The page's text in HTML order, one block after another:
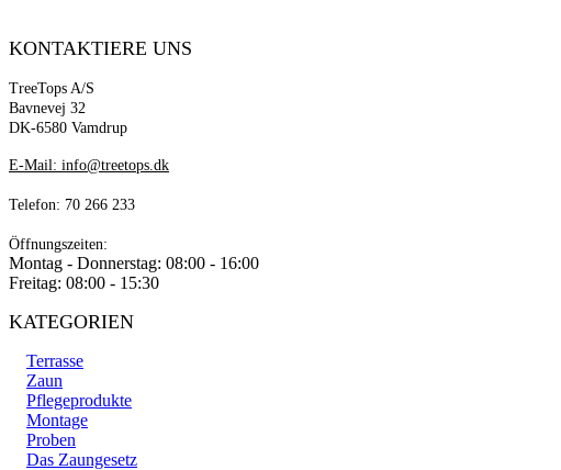
KONTAKTIERE UNS
TreeTops A/S
Bavnevej 32
DK-6580 Vamdrup
E-Mail: info@treetops.dk
Telefon: 70 266 233
Öffnungszeiten:
Montag - Donnerstag: 08:00 - 16:00
Freitag: 08:00 - 15:30
KATEGORIEN
Terrasse
Zaun
Pflegeprodukte
Montage
Proben
Das Zaungesetz